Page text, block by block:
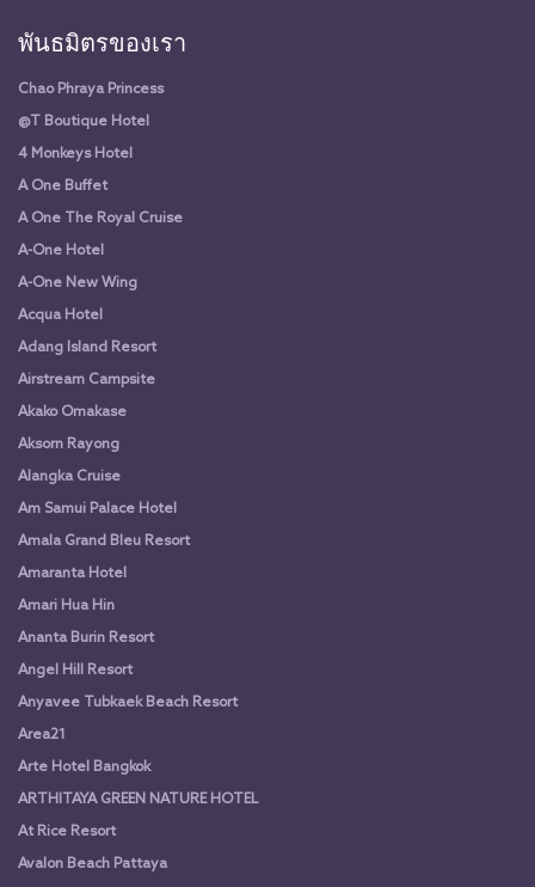
พันธมิตรของเรา
Chao Phraya Princess
@T Boutique Hotel
4 Monkeys Hotel
A One Buffet
A One The Royal Cruise
A-One Hotel
A-One New Wing
Acqua Hotel
Adang Island Resort
Airstream Campsite
Akako Omakase
Aksorn Rayong
Alangka Cruise
Am Samui Palace Hotel
Amala Grand Bleu Resort
Amaranta Hotel
Amari Hua Hin
Ananta Burin Resort
Angel Hill Resort
Anyavee Tubkaek Beach Resort
Area21
Arte Hotel Bangkok
ARTHITAYA GREEN NATURE HOTEL
At Rice Resort
Avalon Beach Pattaya